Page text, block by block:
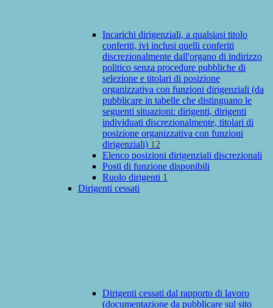
Incarichi dirigenziali, a qualsiasi titolo
conferiti, ivi inclusi quelli conferiti
discrezionalmente dall'organo di indirizzo
politico senza procedure pubbliche di
selezione e titolari di posizione
organizzativa con funzioni dirigenziali (da
pubblicare in tabelle che distinguano le
seguenti situazioni: dirigenti, dirigenti
individuati discrezionalmente, titolari di
posizione organizzativa con funzioni
dirigenziali) 12
Elenco posizioni dirigenziali discrezionali
Posti di funzione disponibili
Ruolo dirigenti 1
Dirigenti cessati
Dirigenti cessati dal rapporto di lavoro
(documentazione da pubblicare sul sito